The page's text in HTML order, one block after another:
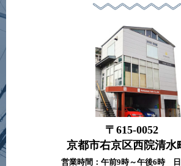
〒615-0052
京都市右京区西院清水
営業時間：午前9時～午後6時